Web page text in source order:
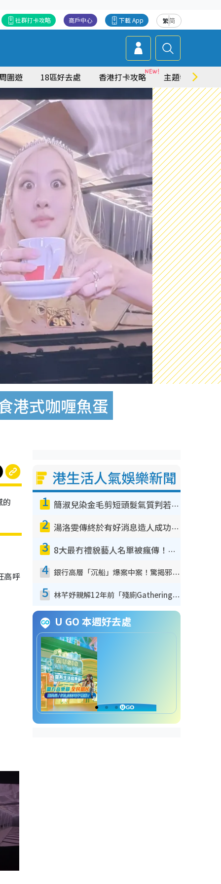
繁简
下載 App
商戶中心
社群打卡攻略
圍遊 18區好去處 香港打卡攻略 主題特集
港式咖喱魚蛋
的
高呼
港生活人氣娛樂新聞
1 簡淑兒染金毛剪短頭髮氣質判若兩人！嚇壞老公麥大力都認唔出：「你做咩事？」
2 湯洛雯傳終於有好消息造人成功！兩大細節曝孕味極濃惹猜測：大肚婆先會咁！
3 8大最冇禮貌藝人名單被瘋傳！網民揭發明星真面目 一致數臭呢位係無品天花板？
4 銀行高層「沉船」爆案中案！驚揭邪教洗腦操控賣淫被吞600萬 幕後黑手講多錯多
5 林芊妤親解12年前「殘廁Gathering」真相！高層解約一句話重創尊嚴至今拒返TVB
U GO 本週好去處